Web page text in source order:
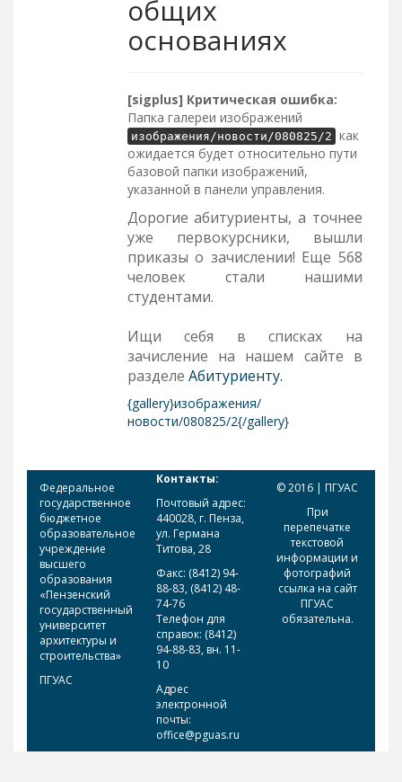
общих
основаниях
[sigplus] Критическая ошибка:
Папка галереи изображений
изображения/новости/080825/2 как
ожидается будет относительно пути
базовой папки изображений,
указанной в панели управления.
Дорогие абитуриенты, а точнее
уже первокурсники, вышли
приказы о зачислении! Еще 568
человек стали нашими
студентами.
Ищи себя в списках на
зачисление на нашем сайте в
разделе Абитуриенту.
{gallery}изображения/
новости/080825/2{/gallery}
Федеральное
государственное
бюджетное
образовательное
учреждение
высшего
образования
«Пензенский
государственный
университет
архитектуры и
строительства»
ПГУАС
Контакты:
Почтовый адрес:
440028, г. Пенза,
ул. Германа
Титова, 28
Факс: (8412) 94-
88-83, (8412) 48-
74-76
Телефон для
справок: (8412)
94-88-83, вн. 11-
10
Адрес
электронной
почты:
office@pguas.ru
© 2016 | ПГУАС
При
перепечатке
текстовой
информации и
фотографий
ссылка на сайт
ПГУАС
обязательна.